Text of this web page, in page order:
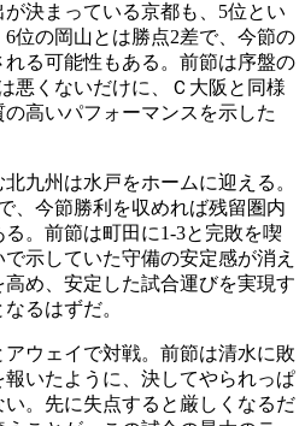
決まっている京都も、5位とい
位の岡山とは勝点2差で、今節の
る可能性もある。前節は序盤の
悪くないだけに、Ｃ大阪と同様
高いパフォーマンスを示した
九州は水戸をホームに迎える。
、今節勝利を収めれば残留圏内
。前節は町田に1-3と完敗を喫
示していた守備の安定感が消え
め、安定した試合運びを実現す
るはずだ。
ウェイで対戦。前節は清水に敗
いたように、決してやられっぱ
。先に失点すると厳しくなるだ